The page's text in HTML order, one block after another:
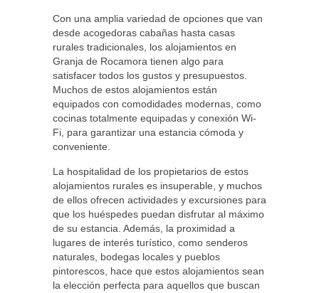
Con una amplia variedad de opciones que van
desde acogedoras cabañas hasta casas
rurales tradicionales, los alojamientos en
Granja de Rocamora tienen algo para
satisfacer todos los gustos y presupuestos.
Muchos de estos alojamientos están
equipados con comodidades modernas, como
cocinas totalmente equipadas y conexión Wi-
Fi, para garantizar una estancia cómoda y
conveniente.
La hospitalidad de los propietarios de estos
alojamientos rurales es insuperable, y muchos
de ellos ofrecen actividades y excursiones para
que los huéspedes puedan disfrutar al máximo
de su estancia. Además, la proximidad a
lugares de interés turístico, como senderos
naturales, bodegas locales y pueblos
pintorescos, hace que estos alojamientos sean
la elección perfecta para aquellos que buscan